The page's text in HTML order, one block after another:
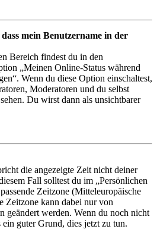
mein Benutzername in der
Bereich findest du in den
„Meinen Online-Status während
Wenn du diese Option einschaltest,
Moderatoren und du selbst
Du wirst dann als unsichtbarer
die angezeigte Zeit nicht deiner
Fall solltest du im „Persönlichen
Zeitzone (Mitteleuropäische
Zeitzone kann dabei nur von
geändert werden. Wenn du noch nicht
guter Grund, dies jetzt zu tun.